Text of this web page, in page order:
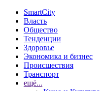
SmartCity
Власть
Общество
Тенденции
Здоровье
Экономика и бизнес
Происшествия
Транспорт
ещё...